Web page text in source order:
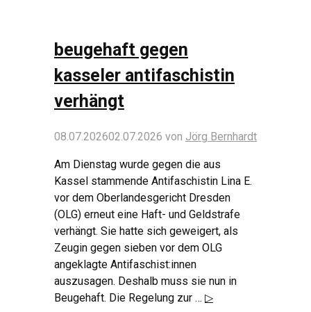
beugehaft gegen
kasseler antifaschistin
verhängt
08.07.202602.07.2026 von Jörg Bernhardt
Am Dienstag wurde gegen die aus
Kassel stammende Antifaschistin Lina E.
vor dem Oberlandesgericht Dresden
(OLG) erneut eine Haft- und Geldstrafe
verhängt. Sie hatte sich geweigert, als
Zeugin gegen sieben vor dem OLG
angeklagte Antifaschist:innen
auszusagen. Deshalb muss sie nun in
Beugehaft. Die Regelung zur … ▷